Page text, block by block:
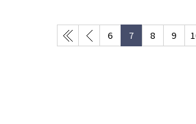
6 7 8 9